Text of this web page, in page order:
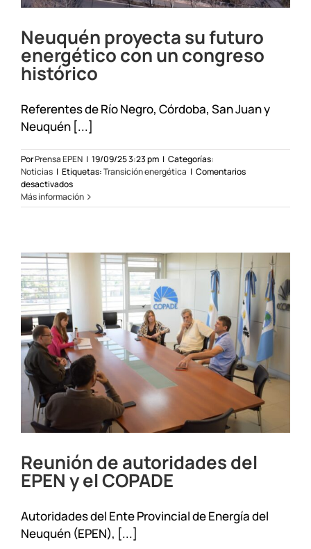
Neuquén proyecta su futuro
energético con un congreso
histórico
Referentes de Río Negro, Córdoba, San Juan y
Neuquén [...]
PorPrensa EPEN | 19/09/25 3:23 pm | Categorías:
Noticias | Etiquetas:Transición energética | Comentarios
desactivadosen
Neuquén
proyecta
congreso
histórico
Más información
Reunión de autoridades del
EPEN y el COPADE
Autoridades del Ente Provincial de Energía del
Neuquén (EPEN), [...]